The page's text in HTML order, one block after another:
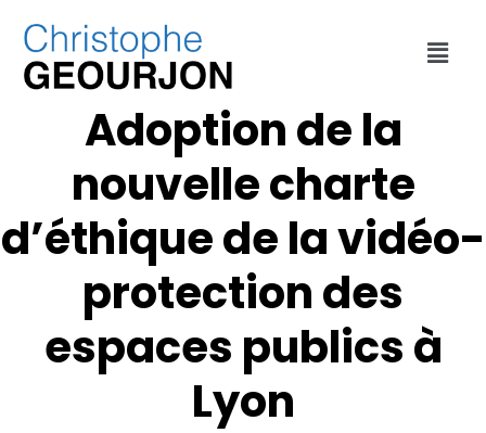
COLLECTIVITÉ
Adoption de la
nouvelle charte
d’éthique de la vidéo-
protection des
espaces publics à
Lyon